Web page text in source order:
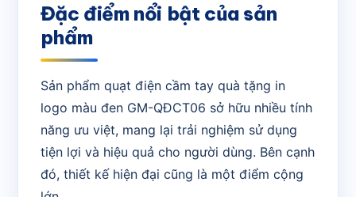
Đặc điểm nổi bật của sản
phẩm
Sản phẩm quạt điện cầm tay quà tặng in
logo màu đen GM-QĐCT06 sở hữu nhiều tính
năng ưu việt, mang lại trải nghiệm sử dụng
tiện lợi và hiệu quả cho người dùng. Bên cạnh
đó, thiết kế hiện đại cũng là một điểm cộng